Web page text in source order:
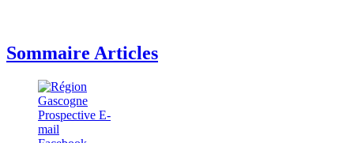
Sommaire Articles